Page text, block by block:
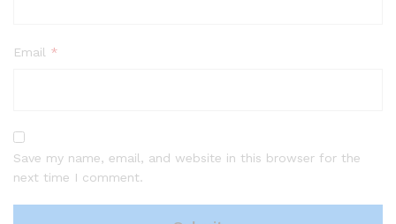
Email *
Save my name, email, and website in this browser for the
next time I comment.